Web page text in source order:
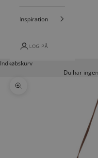
Inspiration
LOG PÅ
Indkøbskurv
Du har
Zoom